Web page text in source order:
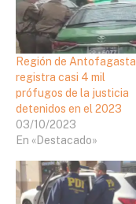
Región de Antofagasta
registra casi 4 mil
prófugos de la justicia
detenidos en el 2023
03/10/2023
En «Destacado»